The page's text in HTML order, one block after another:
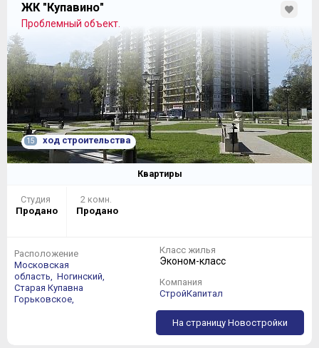
ЖК "Купавино"
Проблемный объект.
15 ход строительства
Квартиры
Студия
Продано
2 комн.
Продано
Расположение
Московская
область, Ногинский,
Старая Купавна
Горьковское,
Класс жилья
Эконом-класс
Компания
СтройКапитал
На страницу Новостройки